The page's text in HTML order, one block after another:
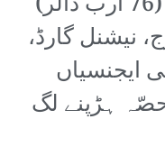
نیشنل گارڈ،
ایجنسیاں
27 فیصد حصّہ ہڑپنے لگ